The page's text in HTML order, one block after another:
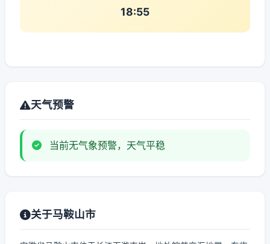
18:55
天气预警
当前无气象预警，天气平稳
关于马鞍山市